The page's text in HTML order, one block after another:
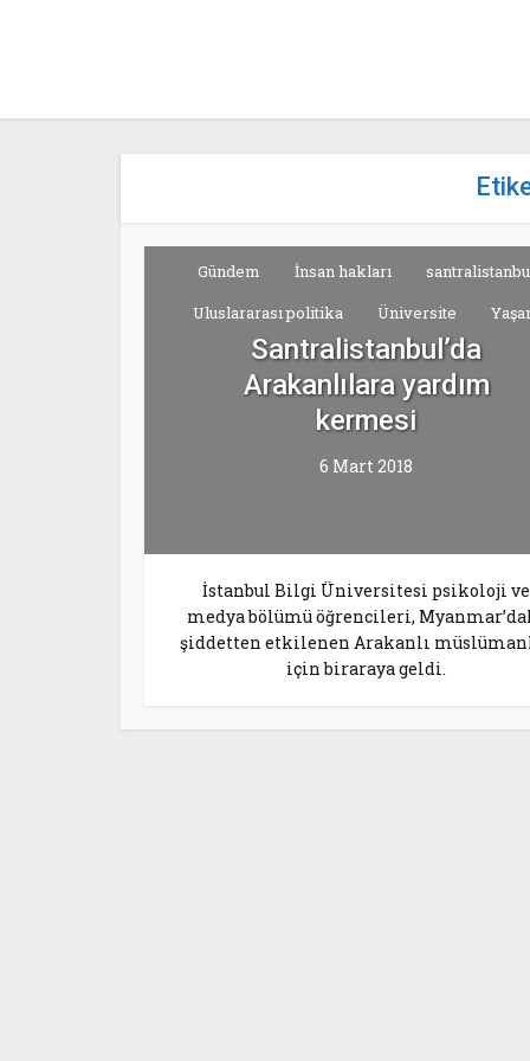
Gündem İnsan hakları
Uluslararası politika
Üniversite
Santralistanbul’da
Arakanlılara yardım
kermesi
6 Mart 2018
İstanbul Bilgi Üniversitesi psikoloji ve
medya bölümü öğrencileri,
şiddetten etkilenen Arakanlı
için biraraya geldi.